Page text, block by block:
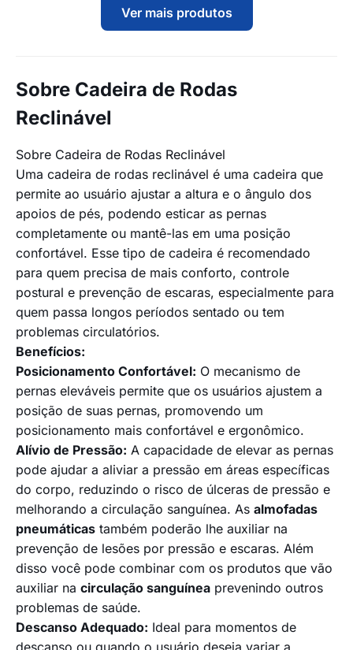
Ver mais produtos
Sobre Cadeira de Rodas
Reclinável
Sobre Cadeira de Rodas Reclinável
Uma cadeira de rodas reclinável é uma cadeira que
permite ao usuário ajustar a altura e o ângulo dos
apoios de pés, podendo esticar as pernas
completamente ou mantê-las em uma posição
confortável. Esse tipo de cadeira é recomendado
para quem precisa de mais conforto, controle
postural e prevenção de escaras, especialmente para
quem passa longos períodos sentado ou tem
problemas circulatórios.
Benefícios:
Posicionamento Confortável: O mecanismo de
pernas eleváveis permite que os usuários ajustem a
posição de suas pernas, promovendo um
posicionamento mais confortável e ergonômico.
Alívio de Pressão: A capacidade de elevar as pernas
pode ajudar a aliviar a pressão em áreas específicas
do corpo, reduzindo o risco de úlceras de pressão e
melhorando a circulação sanguínea. As almofadas
pneumáticas também poderão lhe auxiliar na
prevenção de lesões por pressão e escaras. Além
disso você pode combinar com os produtos que vão
auxiliar na circulação sanguínea prevenindo outros
problemas de saúde.
Descanso Adequado: Ideal para momentos de